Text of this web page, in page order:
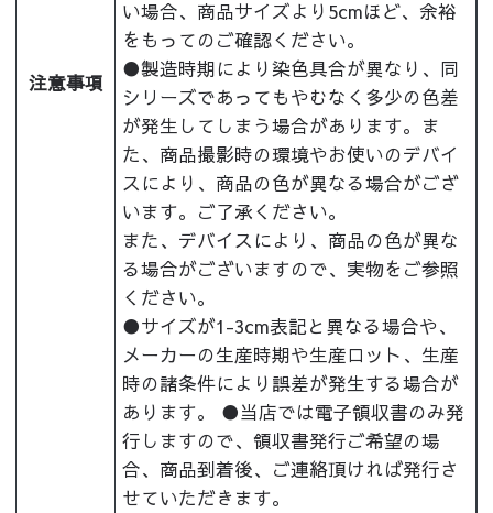
注意事項
い場合、商品サイズより5cmほど、余裕
をもってのご確認ください。
●製造時期により染色具合が異なり、同
シリーズであってもやむなく多少の色差
が発生してしまう場合があります。ま
た、商品撮影時の環境やお使いのデバイ
スにより、商品の色が異なる場合がござ
います。ご了承ください。
また、デバイスにより、商品の色が異な
る場合がございますので、実物をご参照
ください。
●サイズが1-3cm表記と異なる場合や、
メーカーの生産時期や生産ロット、生産
時の諸条件により誤差が発生する場合が
あります。 ●当店では電子領収書のみ発
行しますので、領収書発行ご希望の場
合、商品到着後、ご連絡頂ければ発行さ
せていただきます。